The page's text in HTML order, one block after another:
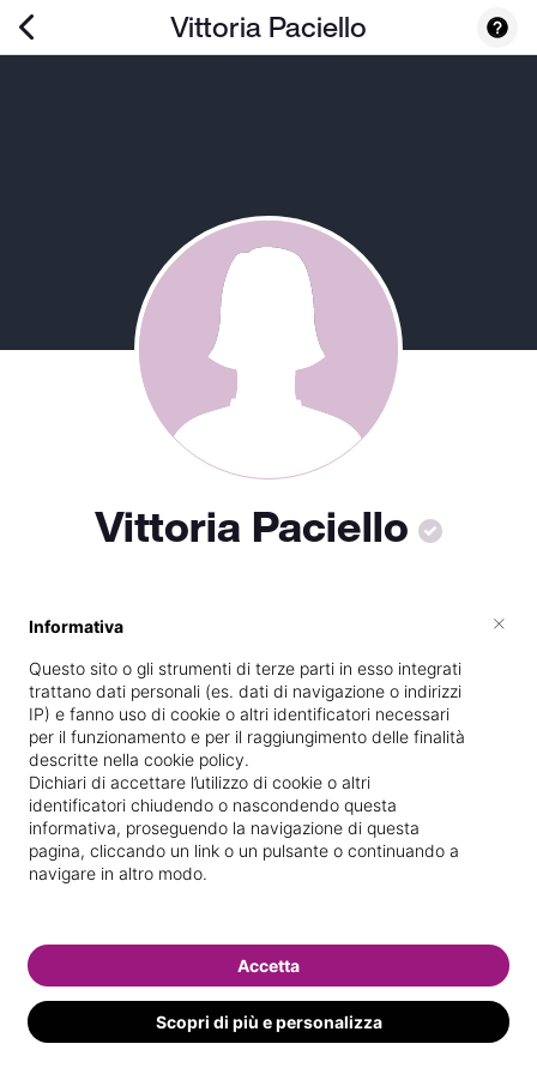
Vittoria Paciello
Vittoria Paciello
Specializzata inMassaggi del
benessere
Vedi le informazioni di Vittoria
Informativa
Questo sito o gli strumenti di terze parti in esso integrati
trattano dati personali (es. dati di navigazione o indirizzi
IP) e fanno uso di cookie o altri identificatori necessari
per il funzionamento e per il raggiungimento delle finalità
descritte nella cookie policy.
Dichiari di accettare l’utilizzo di cookie o altri
identificatori chiudendo o nascondendo questa
informativa, proseguendo la navigazione di questa
pagina, cliccando un link o un pulsante o continuando a
navigare in altro modo.
Scopri di più e personalizza
Accetta
×